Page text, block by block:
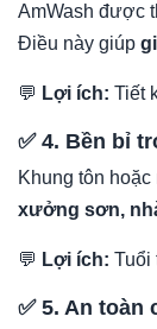
AmWash được
Điều này giúp
💬 Lợi ích: Tiết
✅ 4. Bền bỉ
Khung tôn
xưởng sơn,
💬 Lợi ích: Tuổi
✅ 5. An